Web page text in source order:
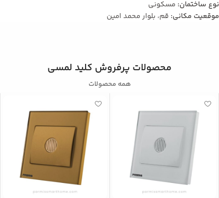
نوع ساختمان: مسکونی
موقعیت مکانی: قم، بلوار محمد امین
محصولات پرفروش کلید لمسی
همه محصولات